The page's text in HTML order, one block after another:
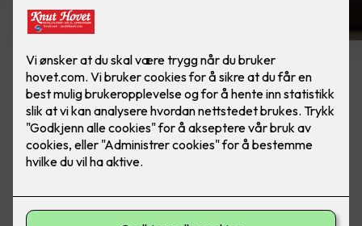
4 stk hvite LED downlights
rehab inkl. LED dimmer
Ferdig montert - Junistar ECO 2700 m/ LED